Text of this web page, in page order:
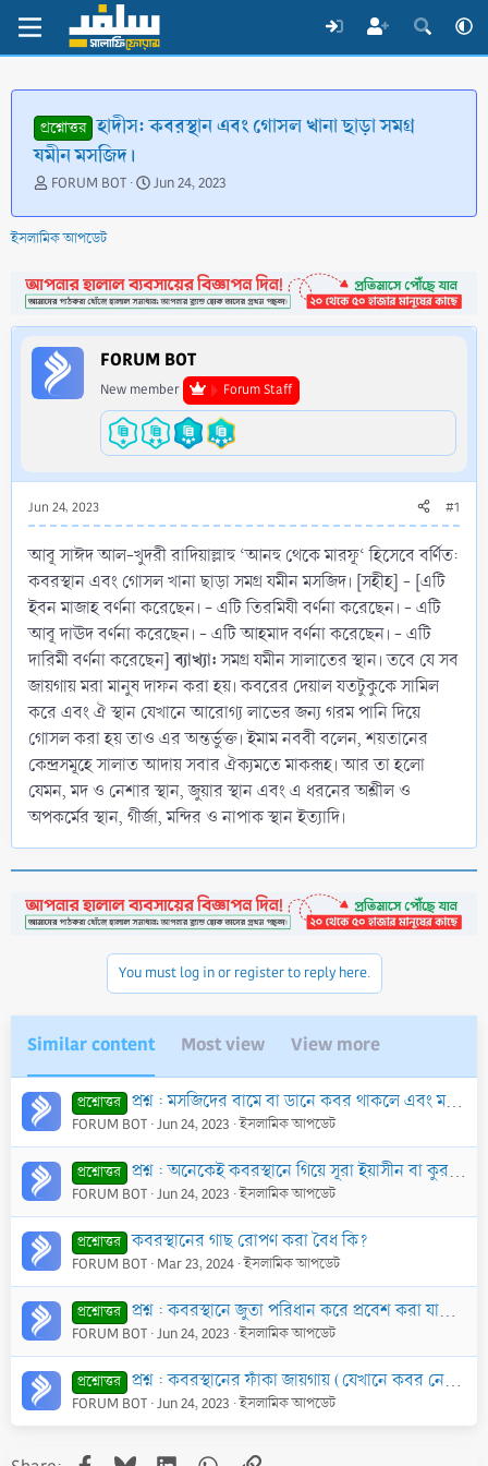
প্রশ্নোত্তর হাদীস: কবরস্থান এবং গোসল খানা ছাড়া সমগ্র
যমীন মসজিদ।
T
r
e
d
s
t
a
r
t
FORUM BOT
S
a
d
a
t
e
Jun 24, 2023
ইসলামিক আপডেট
FORUM BOT
New member Forum Staff
Jun 24, 2023 #1
আবূ সাঈদ আল-খুদরী রাদিয়াল্লাহু ‘আনহু থেকে মারফূ‘ হিসেবে বর্ণিত:
কবরস্থান এবং গোসল খানা ছাড়া সমগ্র যমীন মসজিদ। [সহীহ] - [এটি
ইবন মাজাহ বর্ণনা করেছেন। - এটি তিরমিযী বর্ণনা করেছেন। - এটি
আবূ দাঊদ বর্ণনা করেছেন। - এটি আহমাদ বর্ণনা করেছেন। - এটি
দারিমী বর্ণনা করেছেন]ব্যাখ্যা:সমগ্র যমীন সালাতের স্থান। তবে যে সব
জায়গায় মরা মানুষ দাফন করা হয়। কবরের দেয়াল যতটুকুকে সামিল
করে এবং ঐ স্থান যেখানে আরোগ্য লাভের জন্য গরম পানি দিয়ে
গোসল করা হয় তাও এর অন্তর্ভুক্ত। ইমাম নববী বলেন, শয়তানের
কেন্দ্রসমূহে সালাত আদায় সবার ঐক্যমতে মাকরূহ। আর তা হলো
যেমন, মদ ও নেশার স্থান, জুয়ার স্থান এবং এ ধরনের অশ্লীল ও
অপকর্মের স্থান, গীর্জা, মন্দির ও নাপাক স্থান ইত্যাদি।
You must log in or register to reply here.
Similar content Most view View more
প্রশ্নোত্তর প্রশ্ন : মসজিদের বামে বা ডানে কবর থাকলে এবং মসজিদ ও কবরস্থানের মাঝে কোন দেয়াল না থাকলে উক্ত মসজিদে ছালাত হবে কি?
FORUM BOT Jun 24, 2023 ইসলামিক আপডেট
প্রশ্নোত্তর প্রশ্ন : অনেকেই কবরস্থানে গিয়ে সূরা ইয়াসীন বা কুরআন তেলাওয়াত করে থাকে। এটা শরী‘আতসম্মত কি-না?
FORUM BOT Jun 24, 2023 ইসলামিক আপডেট
প্রশ্নোত্তর কবরস্থানের গাছ রোপণ করা বৈধ কি?
FORUM BOT Mar 23, 2024 ইসলামিক আপডেট
প্রশ্নোত্তর প্রশ্ন : কবরস্থানে জুতা পরিধান করে প্রবেশ করা যাবে কি? কবরে জুতার স্পর্শ লাগলে গোনাহ হবে কি?
FORUM BOT Jun 24, 2023 ইসলামিক আপডেট
প্রশ্নোত্তর প্রশ্ন : কবরস্থানের ফাঁকা জায়গায় (যেখানে কবর নেই) জানাযার ছালাত পড়া যাবে কি?
FORUM BOT Jun 24, 2023 ইসলামিক আপডেট